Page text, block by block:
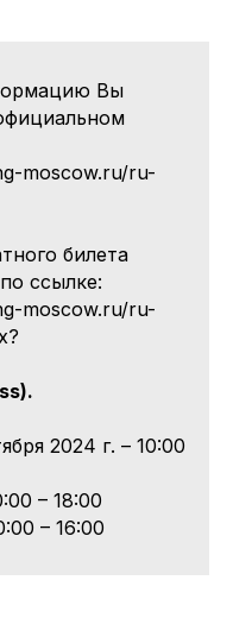
Вы
moscow.ru/ru-
билета
ссылке:
moscow.ru/ru-
2024 г. – 10:00
– 18:00
– 16:00